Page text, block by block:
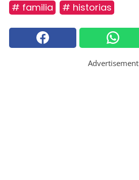
# familia # historias
Advertisement